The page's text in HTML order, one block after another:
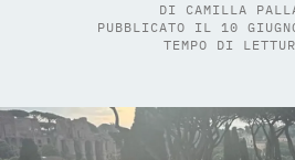
DI CAMILLA
PUBBLICATO IL 10
TEMPO DI